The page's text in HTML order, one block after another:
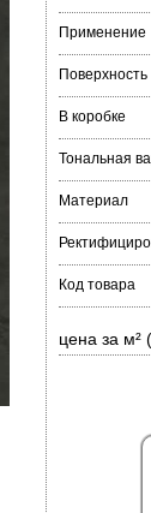
Применение
Поверхность
В коробке
Тональная
Материал
Код товара
цена за м²